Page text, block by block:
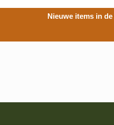
Nieuwe items in de